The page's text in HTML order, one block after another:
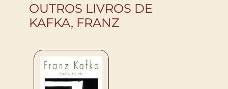
OUTROS LIVROS DE
KAFKA, FRANZ